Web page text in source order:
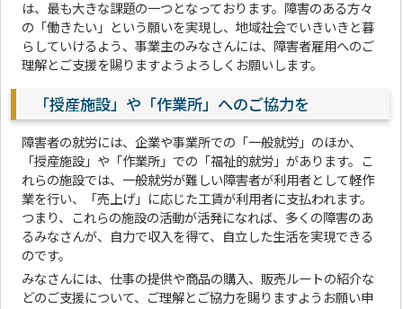
は、最も大きな課題の一つとなっております。障害のある方々
の「働きたい」という願いを実現し、地域社会でいきいきと暮
らしていけるよう、事業主のみなさんには、障害者雇用へのご
理解とご支援を賜りますようよろしくお願いします。
「授産施設」や「作業所」へのご協力を
障害者の就労には、企業や事業所での「一般就労」のほか、
「授産施設」や「作業所」での「福祉的就労」があります。こ
れらの施設では、一般就労が難しい障害者が利用者として軽作
業を行い、「売上げ」に応じた工賃が利用者に支払われます。
つまり、これらの施設の活動が活発になれば、多くの障害のあ
るみなさんが、自力で収入を得て、自立した生活を実現できる
のです。
みなさんには、仕事の提供や商品の購入、販売ルートの紹介な
どのご支援について、ご理解とご協力を賜りますようお願い申